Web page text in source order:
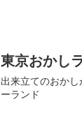
東京おかし
出来立てのおか
ーランド